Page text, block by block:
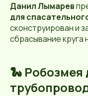
Данил Лымарев
для
сконструирован и
сбрасывание
🐍 Робозмея